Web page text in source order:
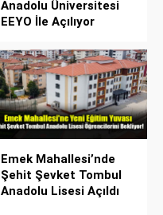
Anadolu Üniversitesi
EEYO İle Açılıyor
Emek Mahallesi’nde
Şehit Şevket Tombul
Anadolu Lisesi Açıldı